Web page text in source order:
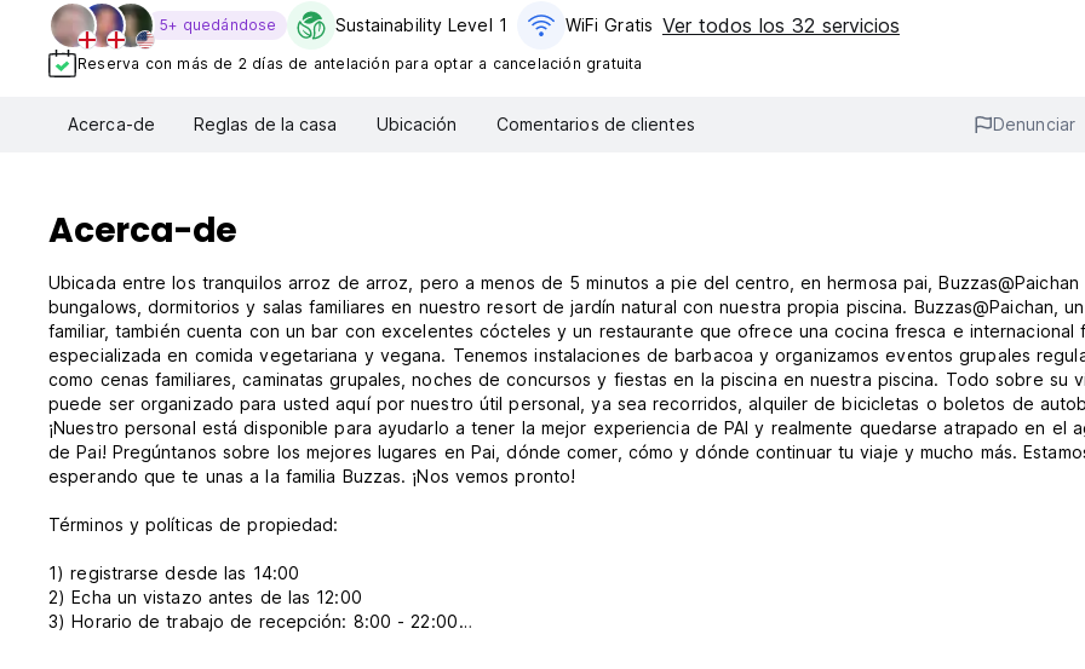
5+ quedándose Sustainability Level 1 WiFi Gratis Ver todos los 32 servicios
Reserva con más de 2 días de antelación para optar a cancelación gratuita
Acerca-de Reglas de la casa Ubicación Comentarios de clientes Denunciar
Acerca-de
Ubicada entre los tranquilos arroz de arroz, pero a menos de 5 minutos a pie del centro, en hermosa pai,
bungalows, dormitorios y salas familiares en nuestro resort de jardín natural con nuestra propia piscina. Buzzas@Paichan,
familiar, también cuenta con un bar con excelentes cócteles y un restaurante que ofrece una cocina fresca e internacional
especializada en comida vegetariana y vegana. Tenemos instalaciones de barbacoa y organizamos eventos grupales
como cenas familiares, caminatas grupales, noches de concursos y fiestas en la piscina en nuestra piscina. Todo sobre su
puede ser organizado para usted aquí por nuestro útil personal, ya sea recorridos, alquiler de bicicletas o boletos de
¡Nuestro personal está disponible para ayudarlo a tener la mejor experiencia de PAI y realmente quedarse atrapado en el
de Pai! Pregúntanos sobre los mejores lugares en Pai, dónde comer, cómo y dónde continuar tu viaje y mucho más.
esperando que te unas a la familia Buzzas. ¡Nos vemos pronto!
Términos y políticas de propiedad:
1) registrarse desde las 14:00
2) Echa un vistazo antes de las 12:00
3) Horario de trabajo de recepción: 8:00 - 22:00